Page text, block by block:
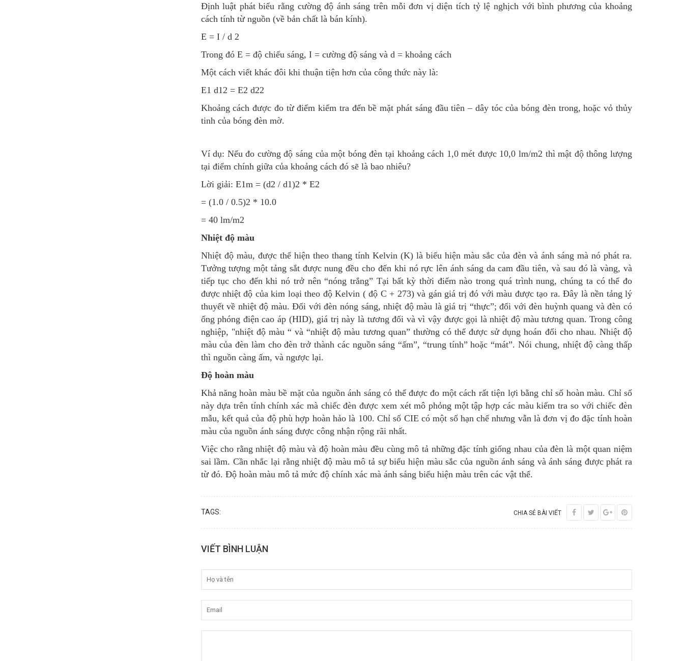
Định luật phát biểu rằng cường độ ánh sáng trên mỗi đơn vị diện tích tỷ lệ nghịch với bình phương của khoảng
cách tính từ nguồn (về bản chất là bán kính).
E = I / d 2
Trong đó E = độ chiếu sáng, I = cường độ sáng và d = khoảng cách
Một cách viết khác đôi khi thuận tiện hơn của công thức này là:
E1 d12 = E2 d22
Khoảng cách được đo từ điểm kiểm tra đến bề mặt phát sáng đầu tiên – dây tóc của bóng đèn trong, hoặc vỏ thủy
tinh của bóng đèn mờ.
Ví dụ: Nếu đo cường độ sáng của một bóng đèn tại khoảng cách 1,0 mét được 10,0 lm/m2 thì mật độ thông lượng
tại điểm chính giữa của khoảng cách đó sẽ là bao nhiêu?
Lời giải: E1m = (d2 / d1)2 * E2
= (1.0 / 0.5)2 * 10.0
= 40 lm/m2
Nhiệt độ màu
Nhiệt độ màu, được thể hiện theo thang tính Kelvin (K) là biểu hiện màu sắc của đèn và ánh sáng mà nó phát ra.
Tưởng tượng một tảng sắt được nung đều cho đến khi nó rực lên ánh sáng da cam đầu tiên, và sau đó là vàng, và
tiếp tục cho đến khi nó trở nên “nóng trắng” Tại bất kỳ thời điểm nào trong quá trình nung, chúng ta có thể đo
được nhiệt độ của kim loại theo độ Kelvin ( độ C + 273) và gán giá trị đó với màu được tạo ra. Đây là nền tảng lý
thuyết về nhiệt độ màu. Đối với đèn nóng sáng, nhiệt độ màu là giá trị “thực”; đối với đèn huỳnh quang và đèn có
ống phóng điện cao áp (HID), giá trị này là tương đối và vì vậy được gọi là nhiệt độ màu tương quan. Trong công
nghiệp, "nhiệt độ màu “ và “nhiệt độ màu tương quan” thường có thể được sử dụng hoán đổi cho nhau. Nhiệt độ
màu của đèn làm cho đèn trở thành các nguồn sáng “ấm”, “trung tính” hoặc “mát”. Nói chung, nhiệt độ càng thấp
thì nguồn càng ấm, và ngược lại.
Độ hoàn màu
Khả năng hoàn màu bề mặt của nguồn ánh sáng có thể được đo một cách rất tiện lợi bằng chỉ số hoàn màu. Chỉ số
này dựa trên tính chính xác mà chiếc đèn được xem xét mô phỏng một tập hợp các màu kiểm tra so với chiếc đèn
mẫu, kết quả của độ phù hợp hoàn hảo là 100. Chỉ số CIE có một số hạn chế nhưng vẫn là đơn vị đo đặc tính hoàn
màu của nguồn ánh sáng được công nhận rộng rãi nhất.
Việc cho rằng nhiệt độ màu và độ hoàn màu đều cùng mô tả những đặc tính giống nhau của đèn là một quan niệm
sai lầm. Cần nhắc lại rằng nhiệt độ màu mô tả sự biểu hiện màu sắc của nguồn ánh sáng và ánh sáng được phát ra
từ đó. Độ hoàn màu mô tả mức độ chính xác mà ánh sáng biểu hiện màu trên các vật thể.
TAGS: CHIA SẺ BÀI VIẾT
VIẾT BÌNH LUẬN